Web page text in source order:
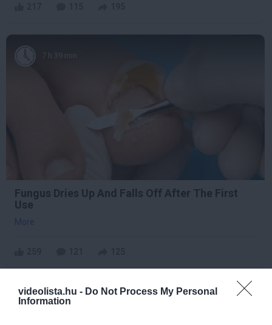
videolista.hu - Do Not Process My Personal
Information
7 h 39 min
Fungus Dries Up And Falls Off After The First
Use
More
11 h 45 min